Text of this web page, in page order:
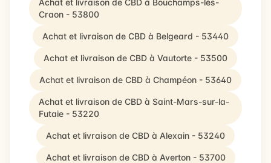
Achat et livraison de CBD à Bouchamps-lès-
Craon - 53800
Achat et livraison de CBD à Belgeard - 53440
Achat et livraison de CBD à Vautorte - 53500
Achat et livraison de CBD à Champéon - 53640
Achat et livraison de CBD à Saint-Mars-sur-la-
Futaie - 53220
Achat et livraison de CBD à Alexain - 53240
Achat et livraison de CBD à Averton - 53700